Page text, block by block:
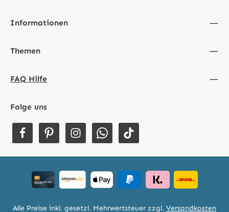
Informationen
Themen
FAQ Hilfe
Folge uns
Alle Preise inkl. gesetzl. Mehrwertsteuer zzgl. Versandkosten